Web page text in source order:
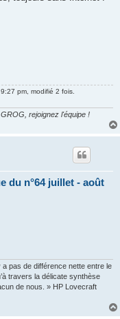
pm, modifié 2 fois.
rejoignez l'équipe !
du n°64 juillet - août
a pas de différence nette entre le
travers la délicate synthèse
de nous. » HP Lovecraft